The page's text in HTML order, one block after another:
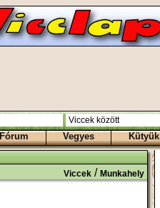
Fórum Vegyes Kütyük
Viccek/ Munkahely